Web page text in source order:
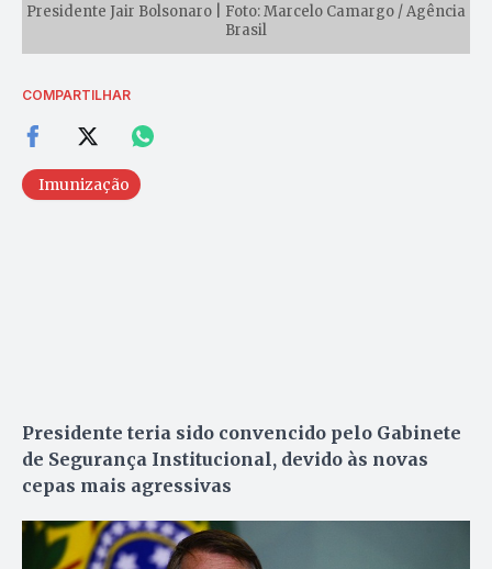
Presidente Jair Bolsonaro | Foto: Marcelo Camargo / Agência
Brasil
COMPARTILHAR
Imunização
Presidente teria sido convencido pelo Gabinete
de Segurança Institucional, devido às novas
cepas mais agressivas